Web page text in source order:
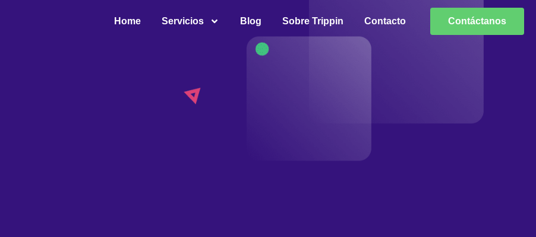
Home Servicios Blog Sobre Trippin Contacto Contáctanos